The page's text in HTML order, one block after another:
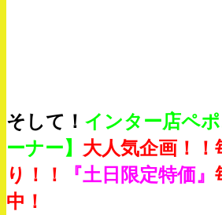
そして！ インター店ペ
ーナー】 大人気企画！！
り！！
『土日限定特価』
中！